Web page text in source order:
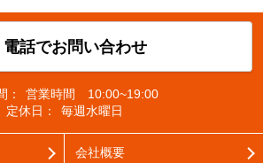
電話でお問い合わせ
：
営業時間 10:00~19:00
定休日：
毎週水曜日
会社概要